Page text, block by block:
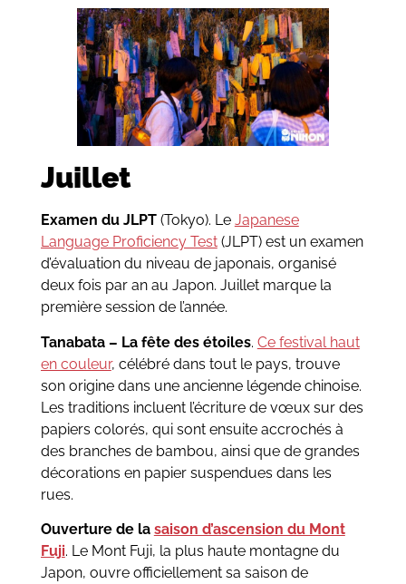
Juillet
Examen du JLPT(Tokyo). Le Japanese
Language Proficiency Test(JLPT) est un examen
d’évaluation du niveau de japonais, organisé
deux fois par an au Japon. Juillet marque la
première session de l’année.
Tanabata – La fête des étoiles. Ce festival haut
en couleur, célébré dans tout le pays, trouve
son origine dans une ancienne légende chinoise.
Les traditions incluent l’écriture de vœux sur des
papiers colorés, qui sont ensuite accrochés à
des branches de bambou, ainsi que de grandes
décorations en papier suspendues dans les
rues.
Ouverture de la saison d’ascension du Mont
Fuji. Le Mont Fuji, la plus haute montagne du
Japon, ouvre officiellement sa saison de